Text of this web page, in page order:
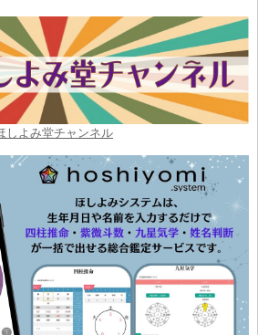
しよみ堂チャンネル